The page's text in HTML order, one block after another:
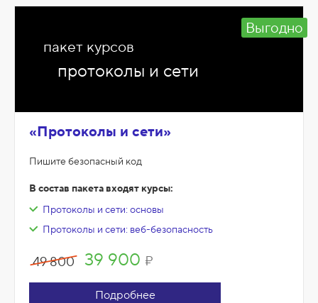
пакет курсов
протоколы и сети
Выгодно
«Протоколы и сети»
Пишите безопасный код
В состав пакета входят курсы:
Протоколы и сети: основы
Протоколы и сети: веб-безопасность
49 800 39 900 ₽
Подробнее